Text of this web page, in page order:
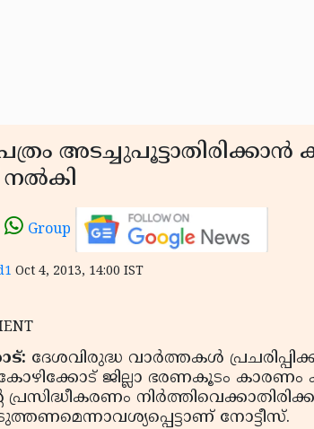
നല്‍കി
Group
Oct 4, 2013, 14:00 IST
ദേശവിരുദ്ധ വാര്‍ത്തകള്‍
ജില്ലാ ഭരണകൂടം
പ്രസിദ്ധീകരണം
നോട്ടീസ്.